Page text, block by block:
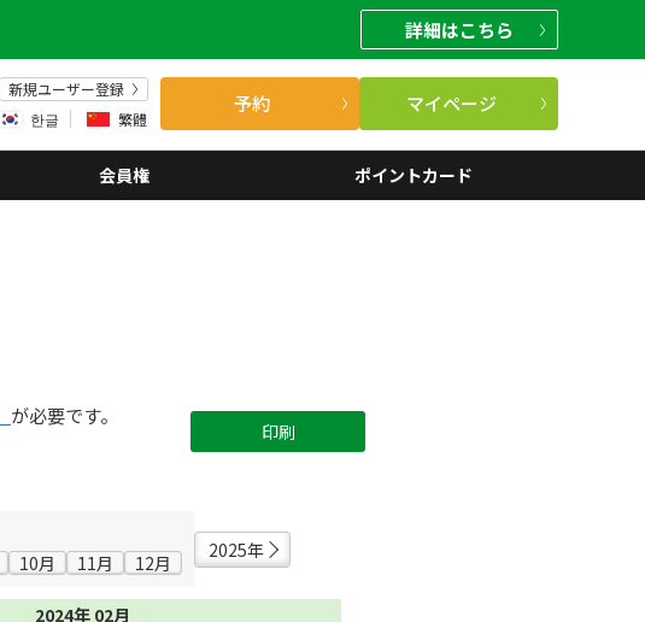
詳細はこちら
新規ユーザー登録
한글 繁體
予約 マイページ
会員権 ポイントカード
が必要です。
印刷
10月 11月 12月
2025年
2024年 02月